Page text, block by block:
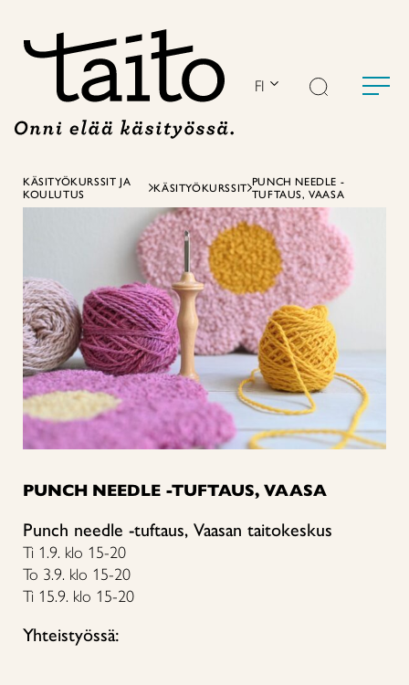
FI
KÄSITYÖKURSSIT JA
KOULUTUS
KÄSITYÖKURSSIT PUNCH NEEDLE -
TUFTAUS, VAASA
PUNCH NEEDLE -TUFTAUS, VAASA
Punch needle -tuftaus, Vaasan taitokeskus
Ti 1.9. klo 15-20
To 3.9. klo 15-20
Ti 15.9. klo 15-20
Yhteistyössä: